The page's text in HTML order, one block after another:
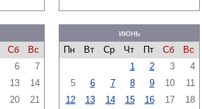
Сб
Вс
6
7
13
14
20
21
июнь
Пн
Вт Ср Чт Пт Сб
Вс
1
2 3
4
5
6 7 8 9 10
11
12
13 14 15 16 17
18